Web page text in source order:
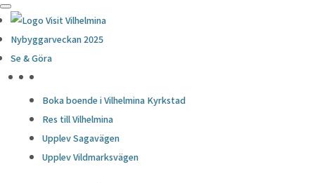
Nybyggarveckan 2025
Se & Göra
Boka boende i Vilhelmina Kyrkstad
Res till Vilhelmina
Upplev Sagavägen
Upplev Vildmarksvägen